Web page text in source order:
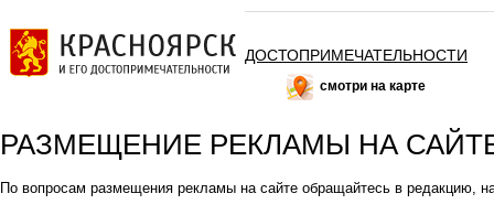
ДОСТОПРИМЕЧАТЕЛЬНОСТИ
смотри на карте
РАЗМЕЩЕНИЕ РЕКЛАМЫ НА
По вопросам размещения рекламы на сайте обращайтесь в редакцию,